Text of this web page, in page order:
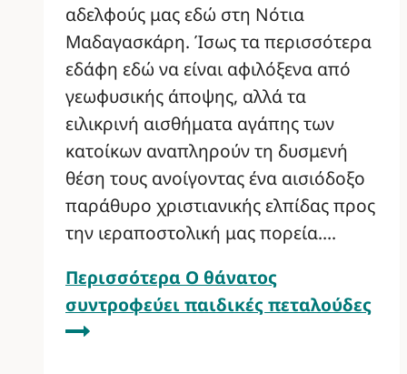
αδελφούς μας εδώ στη Νότια
Μαδαγασκάρη. Ίσως τα περισσότερα
εδάφη εδώ να είναι αφιλόξενα από
γεωφυσικής άποψης, αλλά τα
ειλικρινή αισθήματα αγάπης των
κατοίκων αναπληρούν τη δυσμενή
θέση τους ανοίγοντας ένα αισιόδοξο
παράθυρο χριστιανικής ελπίδας προς
την ιεραποστολική μας πορεία….
Περισσότερα Ο θάνατος
συντροφεύει παιδικές πεταλούδες